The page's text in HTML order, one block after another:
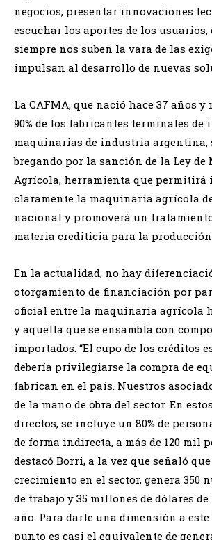
negocios, presentar innovaciones
escuchar los aportes de los usuarios,
siempre nos suben la vara de las
impulsan al desarrollo de nuevas
La CAFMA, que nació hace 37 años y
90% de los fabricantes terminales de
maquinarias de industria argentina,
bregando por la sanción de la Ley
Agrícola, herramienta que permitirá
claramente la maquinaria agrícola
nacional y promoverá un
materia crediticia para la
En la actualidad, no hay
otorgamiento de financiación por
oficial entre la maquinaria agrícola
y aquella que se ensambla con
importados. “El cupo de los créditos
debería privilegiarse la compra de
fabrican en el país. Nuestros
de la mano de obra del sector. En
directos, se incluye un 80% de
de forma indirecta, a más de 120 mil
destacó Borri, a la vez que señaló que
crecimiento en el sector, genera 350
de trabajo y 35 millones de dólares
año. Para darle una dimensión a este
punto es casi el equivalente de